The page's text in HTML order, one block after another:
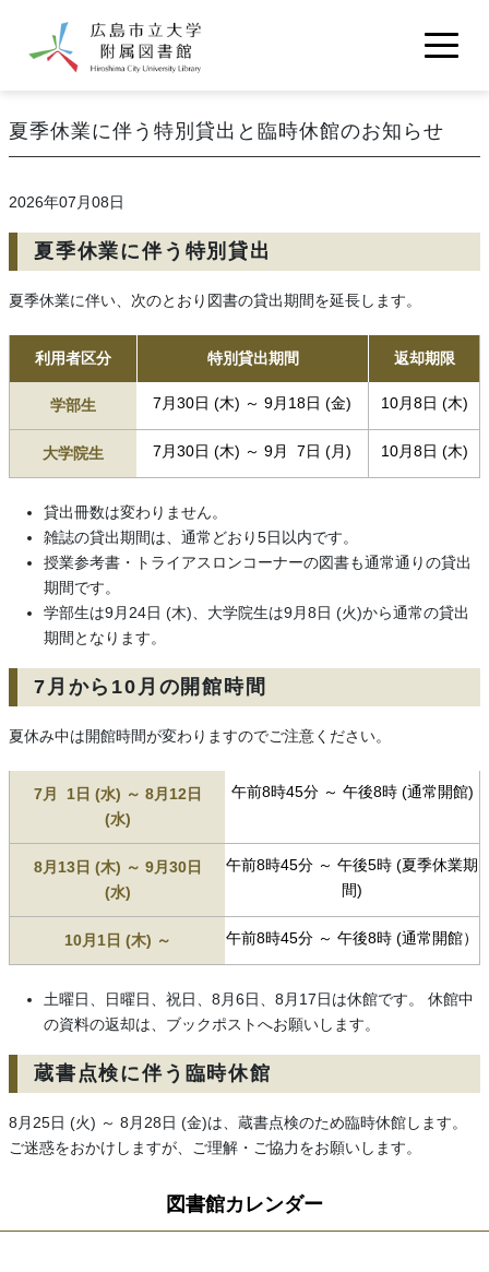
広島市立大学 いちぽるサイトマップ ENGLISH Guide
資料の検索
OPAC 契約データベース
電子ジャーナル
雑誌・視聴覚・新聞所蔵リスト
機関リポジトリ
図書館概要
いちコモ
図書館報『知恵の樹』
図書館統計
学内規定集等
広島市立大学古本募金
マイライブラリ
図書館カレンダー
夏季休業に伴う特別貸出と臨時休館のお知らせ
2026年07月08日
夏季休業に伴う特別貸出
夏季休業に伴い、次のとおり図書の貸出期間を延長します。
利用者区分 特別貸出期間 返却期限
学部生 7月30日 (木) ～ 9月18日 (金) 10月8日 (木)
大学院生 7月30日 (木) ～ 9月 7日 (月) 10月8日 (木)
貸出冊数は変わりません。
雑誌の貸出期間は、通常どおり5日以内です。
授業参考書・トライアスロンコーナーの図書も通常通りの貸出
期間です。
学部生は9月24日 (木)、大学院生は9月8日 (火)から通常の貸出
期間となります。
7月から10月の開館時間
夏休み中は開館時間が変わりますのでご注意ください。
7月 1日 (水) ～ 8月12日
(水)
午前8時45分 ～ 午後8時 (通常開館)
8月13日 (木) ～ 9月30日
(水)
午前8時45分 ～ 午後5時 (夏季休業期
間)
10月1日 (木) ～ 午前8時45分 ～ 午後8時 (通常開館）
土曜日、日曜日、祝日、8月6日、8月17日は休館です。 休館中
の資料の返却は、ブックポストへお願いします。
蔵書点検に伴う臨時休館
8月25日 (火) ～ 8月28日 (金)は、蔵書点検のため臨時休館します。
ご迷惑をおかけしますが、ご理解・ご協力をお願いします。